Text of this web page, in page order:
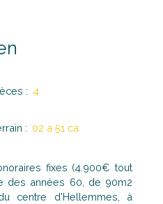
: 4
: 02 a 51 ca
fixes (4.900€ tout
des années 60, de 90m2
centre d'Hellemmes, à